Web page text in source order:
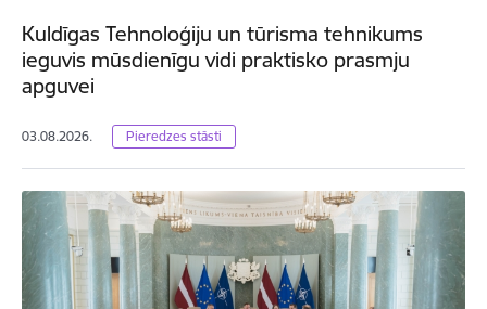
Kuldīgas Tehnoloģiju un tūrisma tehnikums
ieguvis mūsdienīgu vidi praktisko prasmju
apguvei
03.08.2026. Pieredzes stāsti